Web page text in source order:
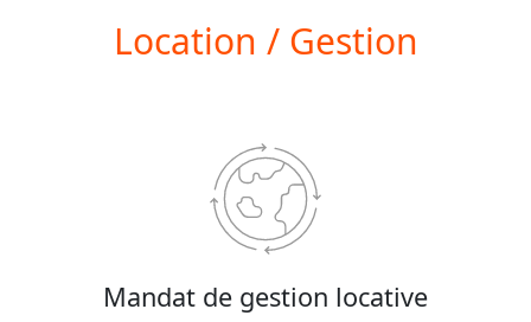
Location / Gestion
Mandat de gestion locative